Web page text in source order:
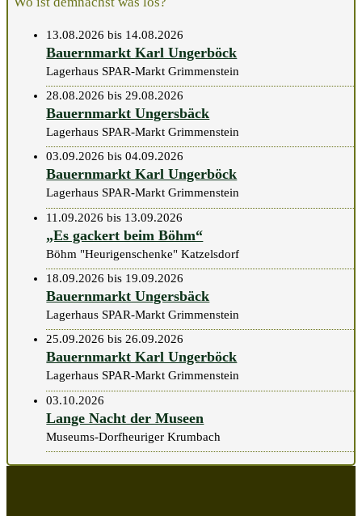
13.08.2026 bis 14.08.2026
Bauernmarkt Karl Ungerböck
Lagerhaus SPAR-Markt Grimmenstein
28.08.2026 bis 29.08.2026
Bauernmarkt Ungersbäck
Lagerhaus SPAR-Markt Grimmenstein
03.09.2026 bis 04.09.2026
Bauernmarkt Karl Ungerböck
Lagerhaus SPAR-Markt Grimmenstein
11.09.2026 bis 13.09.2026
„Es gackert beim Böhm“
Böhm "Heurigenschenke" Katzelsdorf
18.09.2026 bis 19.09.2026
Bauernmarkt Ungersbäck
Lagerhaus SPAR-Markt Grimmenstein
25.09.2026 bis 26.09.2026
Bauernmarkt Karl Ungerböck
Lagerhaus SPAR-Markt Grimmenstein
03.10.2026
Lange Nacht der Museen
Museums-Dorfheuriger Krumbach